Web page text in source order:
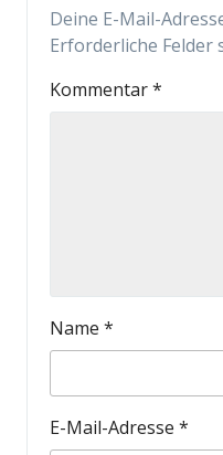
Deine E-Mail-
Erforderliche Felder
Kommentar*
Name *
E-Mail-Adresse *